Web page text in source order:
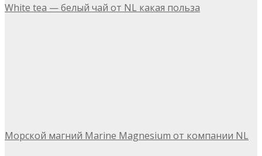
White tea — белый чай от NL какая польза
Морской магний Marine Magnesium от компании NL